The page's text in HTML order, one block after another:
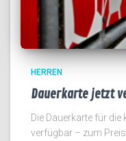
HERREN
Dauerkarte jetzt
Die Dauerkarte für
verfügbar – zum